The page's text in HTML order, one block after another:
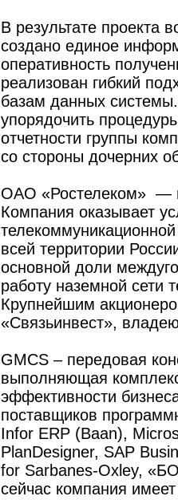
В результате проекта
создано единое
оперативность
реализован гибкий
базам данных
упорядочить
отчетности группы
со стороны дочерних
ОАО «Ростелеком» —
Компания оказывает
всей территории
основной доли
работу наземной сети
Крупнейшим
«Связьинвест»,
GMCS – передовая
выполняющая
эффективности
поставщиков
Infor ERP (Baan),
PlanDesigner, SAP
for Sarbanes-Oxley,
сейчас компания